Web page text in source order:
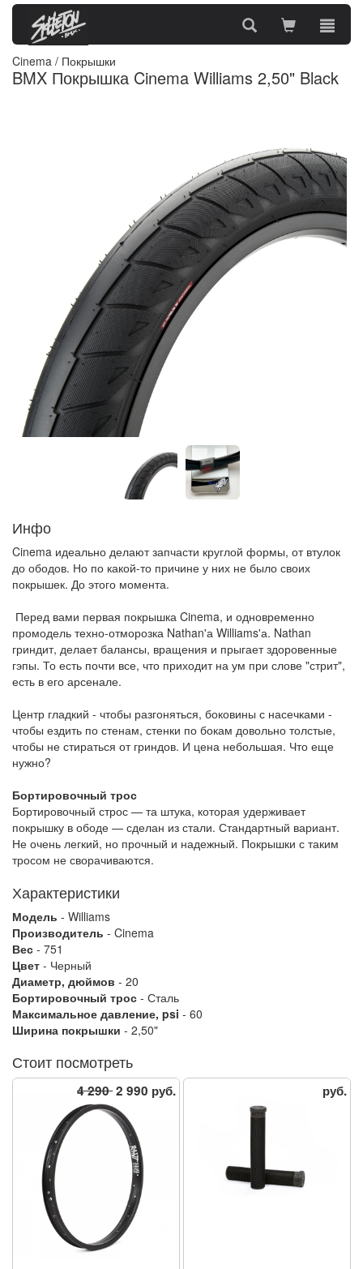
Cinema / Покрышки
BMX Покрышка Cinema Williams 2,50" Black
Инфо
Cinema идеально делают запчасти круглой формы, от втулок
до ободов. Но по какой-то причине у них не было своих
покрышек. До этого момента.
Перед вами первая покрышка Cinema, и одновременно
промодель техно-отморозка Nathan'а Williams'а. Nathan
гриндит, делает балансы, вращения и прыгает здоровенные
гэпы. То есть почти все, что приходит на ум при слове "стрит",
есть в его арсенале.
Центр гладкий - чтобы разгоняться, боковины с насечками -
чтобы ездить по стенам, стенки по бокам довольно толстые,
чтобы не стираться от гриндов. И цена небольшая. Что еще
нужно?
Бортировочный трос
Бортировочный строс — та штука, которая удерживает
покрышку в ободе — сделан из стали. Стандартный вариант.
Не очень легкий, но прочный и надежный. Покрышки с таким
тросом не сворачиваются.
Характеристики
Модель - Williams
Производитель - Cinema
Вес - 751
Цвет - Черный
Диаметр, дюймов - 20
Бортировочный трос - Сталь
Максимальное давление, psi - 60
Ширина покрышки - 2,50"
Стоит посмотреть
4 2902 990 руб. руб.